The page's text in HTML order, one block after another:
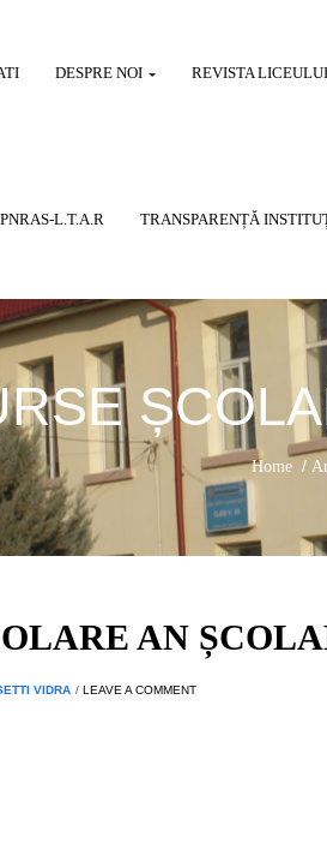
DESPRE NOI REVISTA LICEULUI
PNRAS-L.T.A.R TRANSPARENȚĂ
Home /
AN
VIDRA / LEAVE A COMMENT